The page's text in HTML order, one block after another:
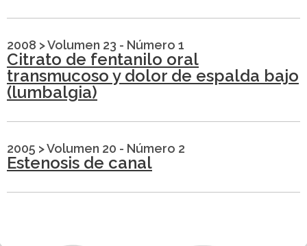
2008 >Volumen 23 - Número 1
Citrato de fentanilo oral
transmucoso y dolor de espalda bajo
(lumbalgia)
2005 >Volumen 20 - Número 2
Estenosis de canal